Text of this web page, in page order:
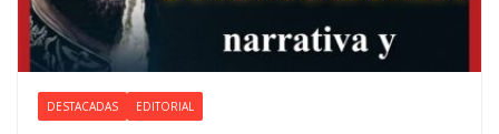
DESTACADAS EDITORIAL